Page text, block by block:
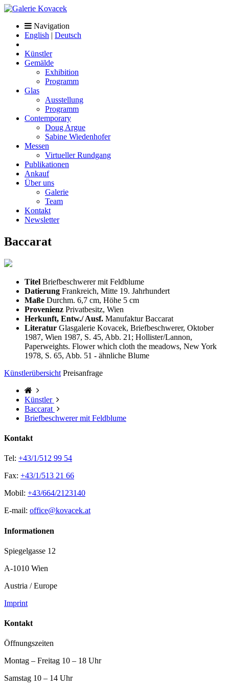
Navigation
English | Deutsch
Künstler
Gemälde
Exhibition
Programm
Glas
Ausstellung
Programm
Contemporary
Doug Argue
Sabine Wiedenhofer
Messen
Virtueller Rundgang
Publikationen
Ankauf
Über uns
Galerie
Team
Kontakt
Newsletter
Baccarat
Titel Briefbeschwerer mit Feldblume
Datierung Frankreich, Mitte 19. Jahrhundert
Maße Durchm. 6,7 cm, Höhe 5 cm
Provenienz Privatbesitz, Wien
Herkunft, Entw./ Ausf. Manufaktur Baccarat
Literatur Glasgalerie Kovacek, Briefbeschwerer, Oktober
1987, Wien 1987, S. 45, Abb. 21; Hollister/Lannon,
Paperweights. Flower which cloth the meadows, New York
1978, S. 65, Abb. 51 - ähnliche Blume
Künstlerübersicht Preisanfrage
Künstler
Baccarat
Briefbeschwerer mit Feldblume
Kontakt
Tel: +43/1/512 99 54
Fax: +43/1/513 21 66
Mobil: +43/664/2123140
E-mail: office@kovacek.at
Informationen
Spiegelgasse 12
A-1010 Wien
Austria / Europe
Imprint
Kontakt
Öffnungszeiten
Montag – Freitag 10 – 18 Uhr
Samstag 10 – 14 Uhr